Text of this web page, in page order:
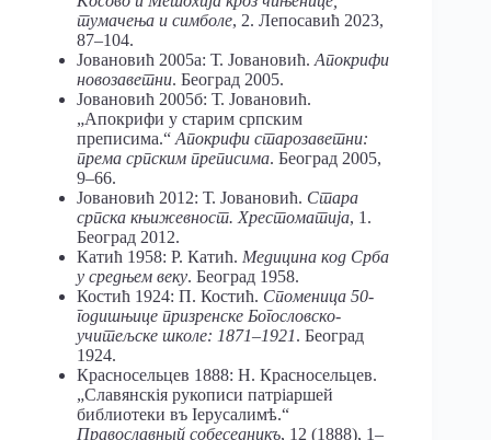
тумачења и симболе, 2. Лепосавић 2023,
87–104.
Јовановић 2005а: Т. Јовановић. Апокрифи
новозаветни. Београд 2005.
Јовановић 2005б: Т. Јовановић.
„Апокрифи у старим српским
преписима.“ Апокрифи старозаветни:
према српским преписима. Београд 2005,
9–66.
Јовановић 2012: Т. Јовановић. Стара
српска књижевност. Хрестоматија, 1.
Београд 2012.
Катић 1958: Р. Катић. Медицина код Срба
у средњем веку. Београд 1958.
Костић 1924: П. Костић. Споменица 50-
годишњице призренске Богословско-
учитељске школе: 1871–1921. Београд
1924.
Красносельцев 1888: Н. Красносельцев.
„Славянскія рукописи патріаршей
библиотеки въ Іерусалимѣ.“
Православный собеседникъ, 12 (1888), 1–